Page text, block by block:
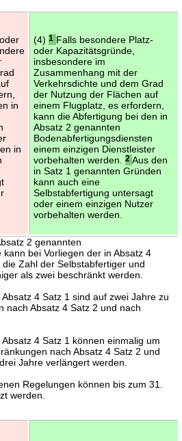
in
in
(4) 1 Falls besondere Platz-
oder Kapazitätsgründe,
insbesondere im
Zusammenhang mit der
Verkehrsdichte und dem Grad
der Nutzung der Flächen auf
einem Flugplatz, es erfordern,
kann die Abfertigung bei den in
Absatz 2 genannten
Bodenabfertigungsdiensten
einem einzigen Dienstleister
vorbehalten werden.
2 Aus den
in Satz 1 genannten Gründen
kann auch eine
Selbstabfertigung untersagt
oder einem einzigen Nutzer
vorbehalten werden.
2 genannten
bei Vorliegen der in Absatz 4
Zahl der Selbstabfertiger und
als zwei beschränkt werden.
4 Satz 1 sind auf zwei Jahre zu
nach Absatz 4 Satz 2 und nach
4 Satz 1 können einmalig um
nach Absatz 4 Satz 2 und
Jahre verlängert werden.
Regelungen können bis zum 31.
werden.